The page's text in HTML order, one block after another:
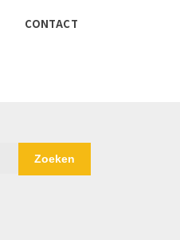
CONTACT
Zoeken